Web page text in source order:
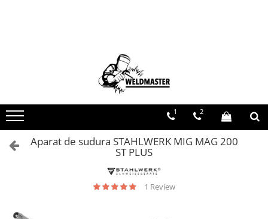
Aparate de sudura fara gaz
Aparate de sudura MIG-MAG
Aparate de sudura TIG-WIG
Masti de sudura cu cristale lichide
Accesorii taiere cu plasma
Accesorii TIG/WIG
1 2
Aparat de sudura STAHLWERK MIG MAG 200
ST PLUS
1 Review